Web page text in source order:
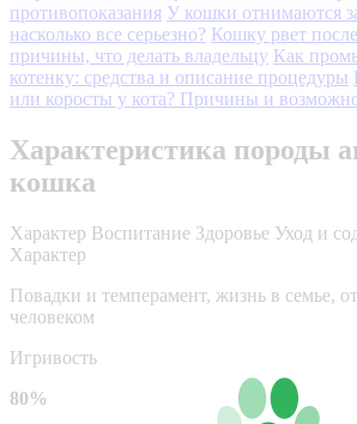
противопоказания У кошки отнимаются
насколько все серьезно? Кошку рвет
причины, что делать владельцу Как
котенку: средства и описание процедуры
или коросты у кота? Причины и
Характеристика породы
кошка
Характер Воспитание Здоровье Уход и
Характер
Повадки и темперамент, жизнь в семье,
человеком
Игривость
80%